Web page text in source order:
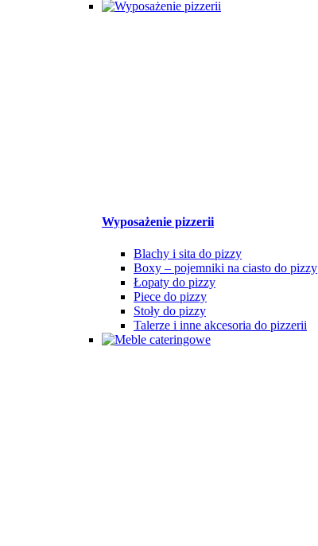
Wyposażenie pizzerii
Blachy i sita do pizzy
Boxy – pojemniki na ciasto do pizzy
Łopaty do pizzy
Piece do pizzy
Stoły do pizzy
Talerze i inne akcesoria do pizzerii